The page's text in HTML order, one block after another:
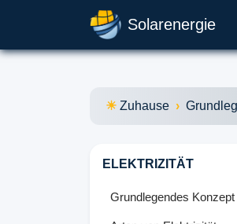
Solarenergie
Zuhause
ELEKTRIZITÄT
Grundlegendes Konzept